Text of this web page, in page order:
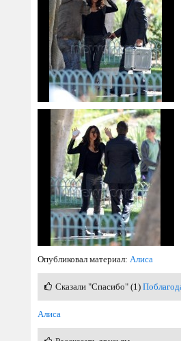
Опубликовал материал: Алиса
Сказали "Спасибо" (1)
Алиса